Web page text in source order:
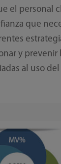
el personal
que
y prevenir
al uso